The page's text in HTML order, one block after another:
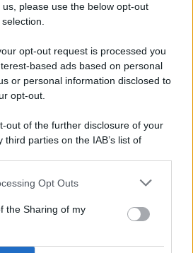
please use the below opt-out
opt-out request is processed you
based ads based on personal
or personal information disclosed to
opt-out.
out of the further disclosure of your
parties on the IAB’s list of
be disclosed by us to third parties
parties.
Opt Outs
the Sharing of my
- P.IVA 04827280654 - Testata
Nocera Inferiore N. 8/2020 - RG N.
N. 35792 – ISCRITTA ALL’ANSO
STAMPA ONLINE)
PRIVACY